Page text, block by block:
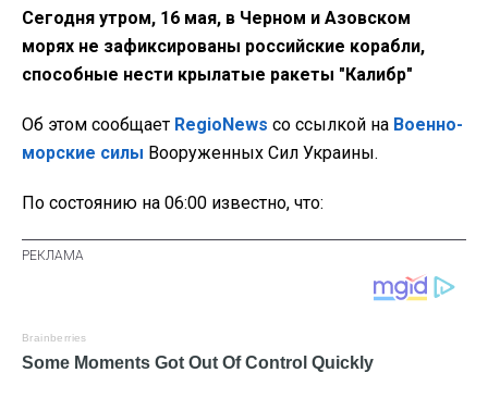
Сегодня утром, 16 мая, в Черном и Азовском
морях не зафиксированы российские корабли,
способные нести крылатые ракеты "Калибр"
Об этом сообщает RegioNews со ссылкой на Военно-
морские силы Вооруженных Сил Украины.
По состоянию на 06:00 известно, что: